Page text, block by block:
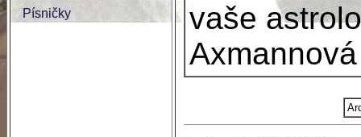
Písničky
vaše
Axmannová